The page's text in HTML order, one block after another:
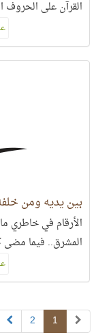
القرآن على الحروف
دفع بعضهم إلى
توقيفية، فإن
خلال الارتباط
نظام دقيق جدًّا لا
الهجائية التي ابتدأ الله تعالى
بين يديه ومن
الأرقام في خاطري
المشرق.. فيما مضى
1
2